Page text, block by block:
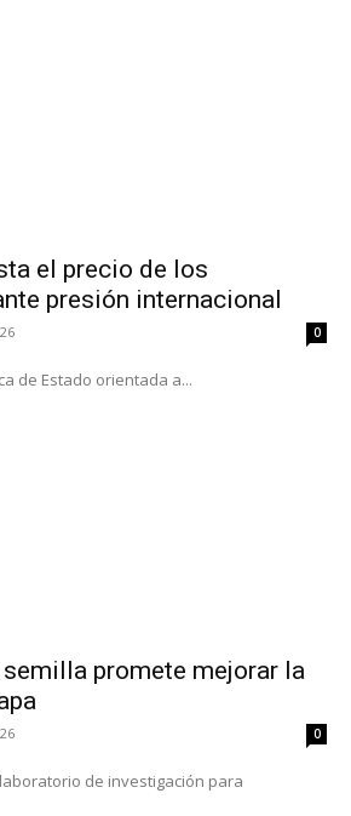
el precio de los
presión internacional
0
de Estado orientada a...
promete mejorar la
0
de investigación para